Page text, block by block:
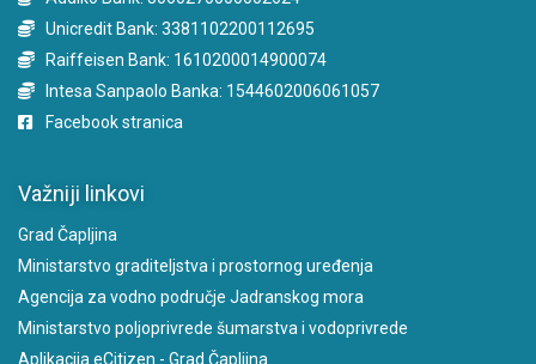
Unicredit Bank: 3381102200112695
Raiffeisen Bank: 1610200014900074
Intesa Sanpaolo Banka: 1544602006061057
Facebook stranica
Važniji linkovi
Grad Čapljina
Ministarstvo graditeljstva i prostornog uređenja
Agencija za vodno područje Jadranskog mora
Ministarstvo poljoprivrede šumarstva i vodoprivrede
Aplikacija eCitizen - Grad Čapljina